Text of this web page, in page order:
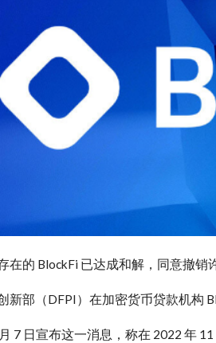
在的 BlockFi 已达成和解，同意撤销
新部（DFPI）在加密货币贷款机构
7 日宣布这一消息，称在 2022 年